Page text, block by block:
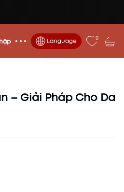
Language 0
– Giải Pháp Cho Da